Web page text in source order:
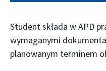
Student składa w APD
wymaganymi
planowanym terminem